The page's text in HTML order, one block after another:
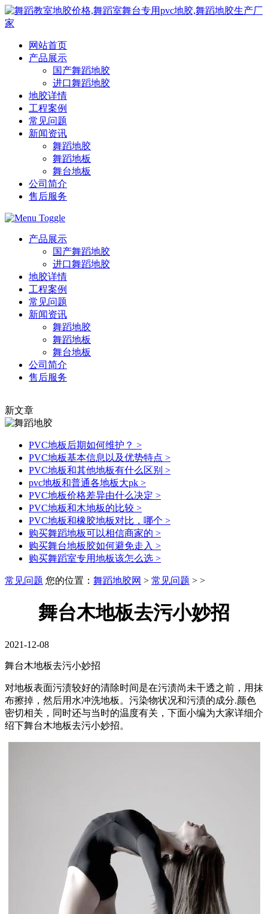
网站首页
产品展示
国产舞蹈地胶
进口舞蹈地胶
地胶详情
工程案例
常见问题
新闻资讯
舞蹈地胶
舞蹈地板
舞台地板
公司简介
售后服务
产品展示
国产舞蹈地胶
进口舞蹈地胶
地胶详情
工程案例
常见问题
新闻资讯
舞蹈地胶
舞蹈地板
舞台地板
公司简介
售后服务
新文章
PVC地板后期如何维护？ >
PVC地板基本信息以及优势特点 >
PVC地板和其他地板有什么区别 >
pvc地板和普通各地板大pk >
PVC地板价格差异由什么决定 >
PVC地板和木地板的比较 >
PVC地板和橡胶地板对比，哪个 >
购买舞蹈地板可以相信商家的 >
购买舞台地板胶如何避免走入 >
购买舞蹈室专用地板该怎么选 >
常见问题 您的位置： 舞蹈地胶网 > 常见问题 > >
舞台木地板去污小妙招
2021-12-08
舞台木地板去污小妙招
对地板表面污渍较好的清除时间是在污渍尚未干透之前，用抹
布擦掉，然后用水冲洗地板。污染物状况和污渍的成分.颜色
密切相关，同时还与当时的温度有关，下面小编为大家详细介
绍下舞台木地板去污小妙招。